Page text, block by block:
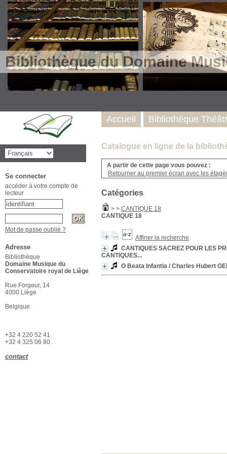
Bibliothèque du Domaine
Catalogue en ligne de la
A partir de cette page vous pouvez :
Retourner au premier écran avec les
Catégories
> > CANTIQUE 18
CANTIQUE 18
Affiner la recherche
CANTIQUES SACREZ POUR LES
CANTIQUES...
O Beata Infantia / Charles Hubert
Accueil Bibliothèque
Se connecter
accéder à votre compte de
lecteur
Mot de passe oublié ?
Adresse
Bibliothèque
Domaine Musique du
Conservatoire royal de Liège
Rue Forgeur, 14
4000 Liège
Belgique
+32 4 220 52 41
+32 4 325 06 80
contact